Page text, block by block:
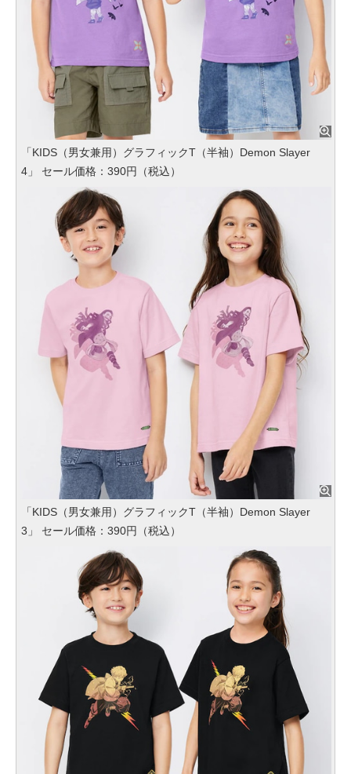
「KIDS（男女兼用）グラフィックT（半袖）Demon Slayer
4」 セール価格：390円（税込）
「KIDS（男女兼用）グラフィックT（半袖）Demon Slayer
3」 セール価格：390円（税込）